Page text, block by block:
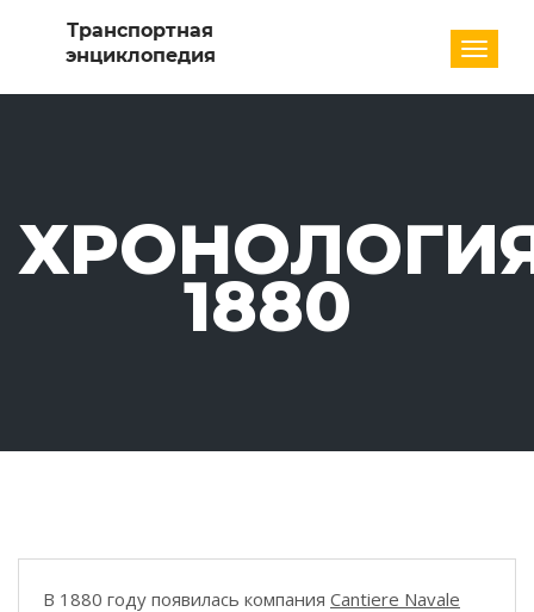
1880
В 1880 году появилась компания Cantiere Navale